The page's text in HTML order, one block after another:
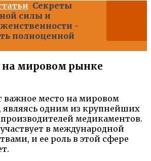
Секреты
силы и
-
полноценной
на мировом рынке
важное место на мировом
являясь одним из крупнейших
медикаментов.
в международной
и ее роль в этой сфере